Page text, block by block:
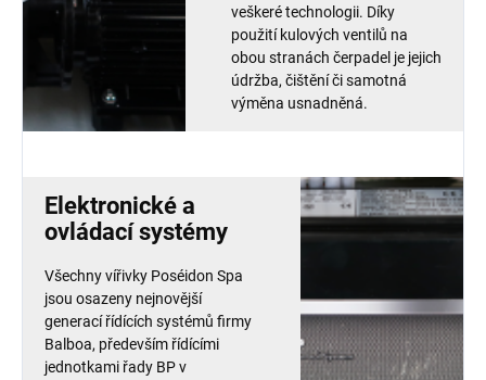
veškeré technologii. Díky
použití kulových ventilů na
obou stranách čerpadel je jejich
údržba, čištění či samotná
výměna usnadněná.
Elektronické a
ovládací systémy
Všechny vířivky Poséidon Spa
jsou osazeny nejnovější
generací řídících systémů firmy
Balboa, především řídícími
jednotkami řady BP v